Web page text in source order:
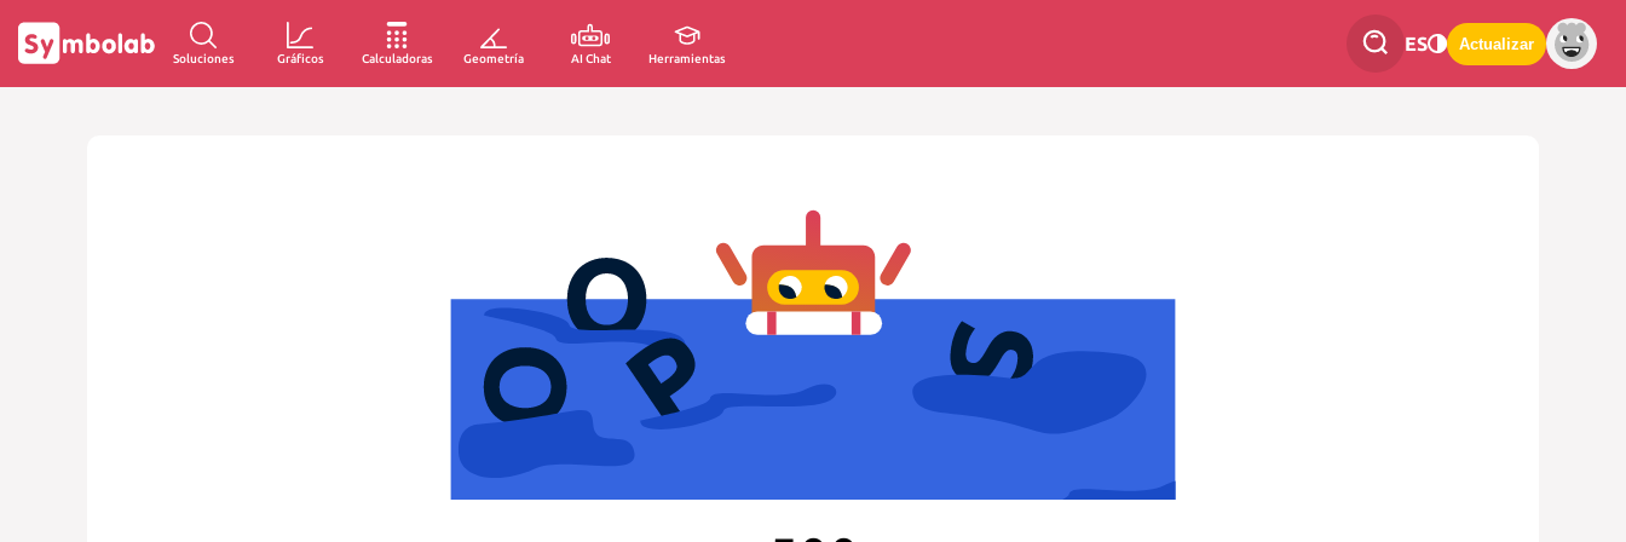
Soluciones Gráficos Calculadoras Geometría AI Chat Herramientas
ES Actualizar